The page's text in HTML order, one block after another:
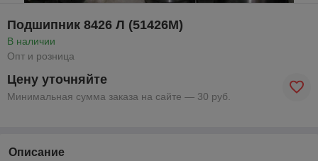
Подшипник 8426 Л (51426М)
В наличии
Опт и розница
Цену уточняйте
Минимальная сумма заказа на сайте — 30 руб.
Описание